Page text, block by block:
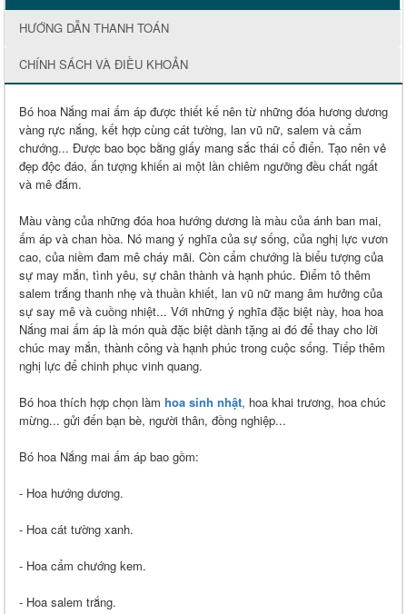
HƯỚNG DẪN THANH TOÁN
CHÍNH SÁCH VÀ ĐIỀU KHOẢN
Bó hoa Nắng mai ấm áp được thiết kế nên từ những đóa hương dương
vàng rực nắng, kết hợp cùng cát tường, lan vũ nữ, salem và cẩm
chướng... Được bao bọc bằng giấy mang sắc thái cổ điển. Tạo nên vẻ
đẹp độc đáo, ấn tượng khiến ai một lần chiêm ngưỡng đều chất ngất
và mê đắm.
Màu vàng của những đóa hoa hướng dương là màu của ánh ban mai,
ấm áp và chan hòa. Nó mang ý nghĩa của sự sống, của nghị lực vươn
cao, của niềm đam mê cháy mãi. Còn cẩm chướng là biểu tượng của
sự may mắn, tình yêu, sự chân thành và hạnh phúc. Điểm tô thêm
salem trắng thanh nhẹ và thuần khiết, lan vũ nữ mang âm hưởng của
sự say mê và cuồng nhiệt... Với những ý nghĩa đặc biệt này, hoa hoa
Nắng mai ấm áp là món quà đặc biệt dành tặng ai đó để thay cho lời
chúc may mắn, thành công và hạnh phúc trong cuộc sống. Tiếp thêm
nghị lực để chinh phục vinh quang.
Bó hoa thích hợp chọn làm hoa sinh nhật, hoa khai trương, hoa chúc
mừng... gửi đến bạn bè, người thân, đồng nghiệp...
Bó hoa Nắng mai ấm áp bao gồm:
- Hoa hướng dương.
- Hoa cát tường xanh.
- Hoa cẩm chướng kem.
- Hoa salem trắng.